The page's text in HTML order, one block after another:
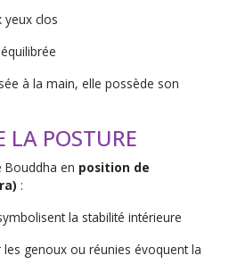
yeux clos
à la main, elle possède son
LA POSTURE
Bouddha en position de
:
la stabilité intérieure
genoux ou réunies évoquent la